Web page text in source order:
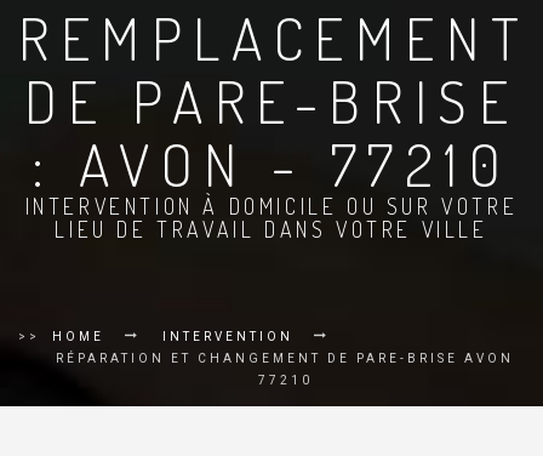
REMPLACEMENT
DE PARE-BRISE
: AVON - 77210
INTERVENTION À DOMICILE OU SUR VOTRE
LIEU DE TRAVAIL DANS VOTRE VILLE
>> HOME
INTERVENTION
RÉPARATION ET CHANGEMENT DE PARE-BRISE AVON
77210